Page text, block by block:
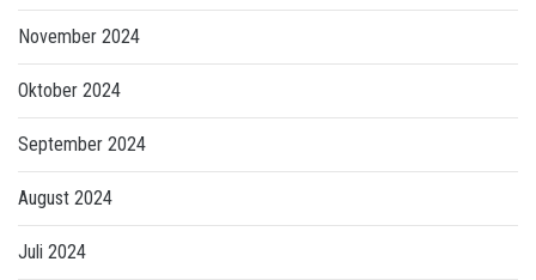
November 2024
Oktober 2024
September 2024
August 2024
Juli 2024